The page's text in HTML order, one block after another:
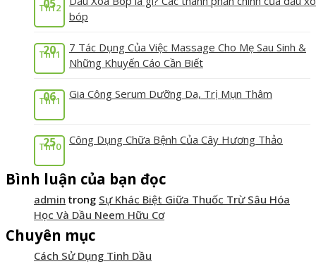
05
Th12
bóp
20
Th11
7 Tác Dụng Của Việc Massage Cho Mẹ Sau Sinh &
Những Khuyến Cáo Cần Biết
06
Th11 Gia Công Serum Dưỡng Da, Trị Mụn Thâm
25
Th10 Công Dụng Chữa Bệnh Của Cây Hương Thảo
Bình luận của bạn đọc
admin trong Sự Khác Biệt Giữa Thuốc Trừ Sâu Hóa
Học Và Dầu Neem Hữu Cơ
Chuyên mục
Cách Sử Dụng Tinh Dầu